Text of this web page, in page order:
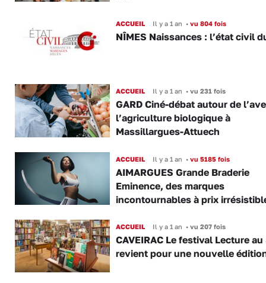
ACCUEIL Il y a 1 an •vu 804 fois
NÎMES Naissances : l’état civil
ACCUEIL Il y a 1 an •vu 231 fois
GARD Ciné-débat autour de
l’agriculture biologique à
Massillargues-Attuech
ACCUEIL Il y a 1 an •vu 5185 fois
AIMARGUES Grande Braderie
Eminence, des marques
incontournables à prix
ACCUEIL Il y a 1 an •vu 207 fois
CAVEIRAC Le festival Lecture
revient pour une nouvelle